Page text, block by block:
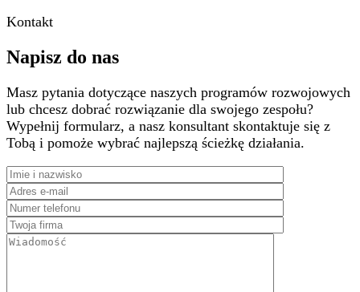
Kontakt
Napisz do nas
Masz pytania dotyczące naszych programów rozwojowych
lub chcesz dobrać rozwiązanie dla swojego zespołu?
Wypełnij formularz, a nasz konsultant skontaktuje się z
Tobą i pomoże wybrać najlepszą ścieżkę działania.